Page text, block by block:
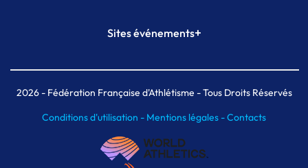
Plateforme Formation
Sites événements+
Meeting de Paris indoor
MAIF Ekiden de Paris
2026- Fédération Française d'Athlétisme - Tous Droits Réservés
Conditions d'utilisation - Mentions légales -Contacts